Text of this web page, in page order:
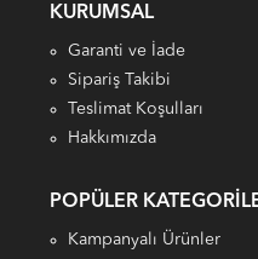
KURUMSAL
Garanti ve İade
Sipariş Takibi
Teslimat Koşulları
Hakkımızda
POPÜLER
Kampanyalı Ürünler